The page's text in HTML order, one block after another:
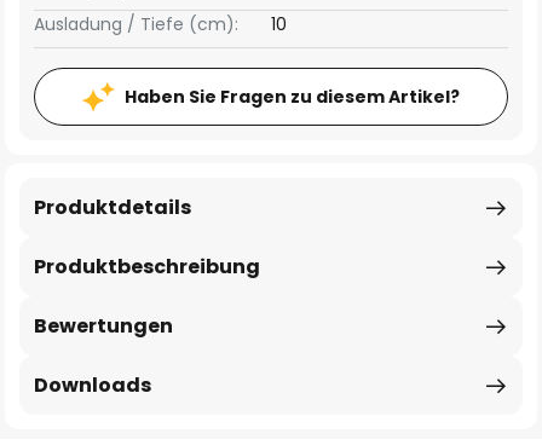
Ausladung / Tiefe (cm):
10
Haben Sie Fragen zu diesem Artikel?
Produktbeschreibung
Produktdetails
Bewertungen
Downloads